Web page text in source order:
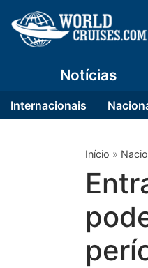
Notícias
Internacionais
Início »